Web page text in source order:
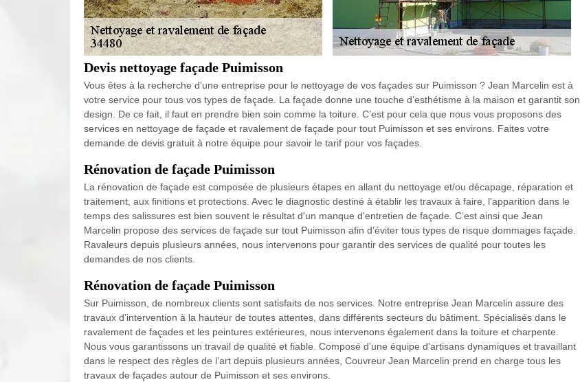
Devis nettoyage façade Puimisson
Vous êtes à la recherche d’une entreprise pour le nettoyage de vos façades sur Puimisson ? Jean Marcelin est à
votre service pour tous vos types de façade. La façade donne une touche d’esthétisme à la maison et garantit son
design. De ce fait, il faut en prendre bien soin comme la toiture. C’est pour cela que nous vous proposons des
services en nettoyage de façade et ravalement de façade pour tout Puimisson et ses environs. Faites votre
demande de devis gratuit à notre équipe pour savoir le tarif pour vos façades.
Rénovation de façade Puimisson
La rénovation de façade est composée de plusieurs étapes en allant du nettoyage et/ou décapage, réparation et
traitement, aux finitions et protections. Avec le diagnostic destiné à établir les travaux à faire, l'apparition dans le
temps des salissures est bien souvent le résultat d'un manque d'entretien de façade. C’est ainsi que Jean
Marcelin propose des services de façade sur tout Puimisson afin d’éviter tous types de risque dommages façade.
Ravaleurs depuis plusieurs années, nous intervenons pour garantir des services de qualité pour toutes les
demandes de nos clients.
Rénovation de façade Puimisson
Sur Puimisson, de nombreux clients sont satisfaits de nos services. Notre entreprise Jean Marcelin assure des
travaux d’intervention à la hauteur de toutes attentes, dans différents secteurs du bâtiment. Spécialisés dans le
ravalement de façades et les peintures extérieures, nous intervenons également dans la toiture et charpente.
Nous vous garantissons un travail de qualité et fiable. Composé d’une équipe d'artisans dynamiques et travaillant
dans le respect des règles de l’art depuis plusieurs années, Couvreur Jean Marcelin prend en charge tous les
travaux de façades autour de Puimisson et ses environs.